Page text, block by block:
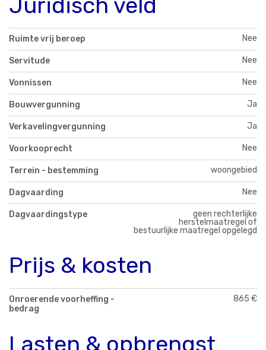
Ruimte vrij beroep Nee
Servitude Nee
Vonnissen Nee
Bouwvergunning Ja
Verkavelingvergunning Ja
Voorkooprecht Nee
Terrein - bestemming woongebied
Dagvaarding Nee
Dagvaardingstype
geen rechterlijke
herstelmaatregel of
bestuurlijke maatregel opgelegd
Prijs & kosten
Onroerende voorheffing -
bedrag
865 €
Lasten & opbrengst